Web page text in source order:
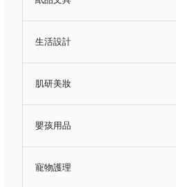
生活設計
肌研美妝
嬰孩用品
寵物護理